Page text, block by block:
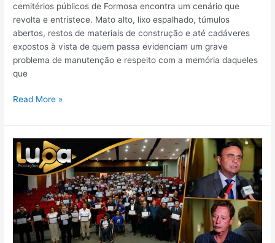
cemitérios públicos de Formosa encontra um cenário que
revolta e entristece. Mato alto, lixo espalhado, túmulos
abertos, restos de materiais de construção e até cadáveres
expostos à vista de quem passa evidenciam um grave
problema de manutenção e respeito com a memória daqueles
que
Read More »
ALEGO
PROMOVE
NOITE
HOMENAGENS
A
COMUNIDADE
FORMOSENSE